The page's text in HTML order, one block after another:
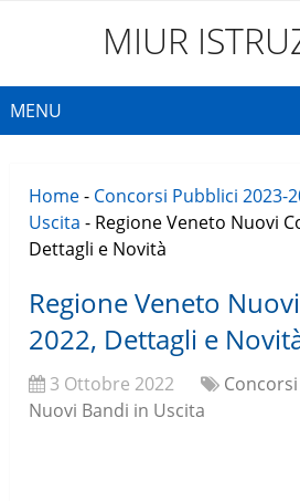
MIUR
MENU
Home- Concorsi Pubblici 2023-
Uscita - Regione Veneto Nuovi
Dettagli e Novità
Regione Veneto
2022, Dettagli e
3 Ottobre 2022
Nuovi Bandi in Uscita